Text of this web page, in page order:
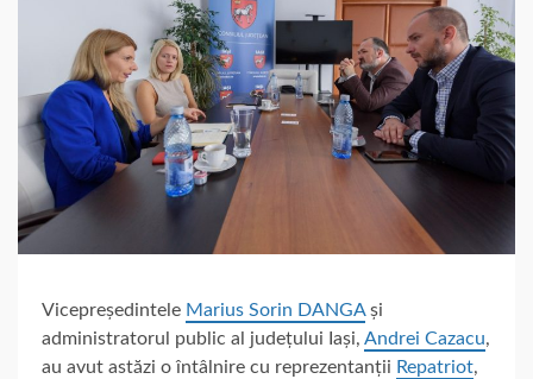
Vicepreședintele Marius Sorin DANGAși
administratorul public al județului Iași, Andrei Cazacu,
au avut astăzi o întâlnire cu reprezentanții Repatriot,